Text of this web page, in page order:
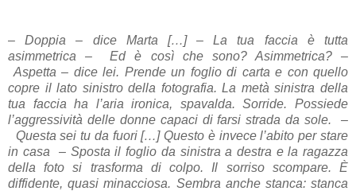
– Doppia– dice Marta […] – La tua faccia è tutta
asimmetrica– Ed è così che sono? Asimmetrica?–
Aspetta – dice lei. Prende un foglio di carta e con quello
copre il lato sinistro della fotografia. La metà sinistra della
tua faccia ha l’aria ironica, spavalda. Sorride. Possiede
l’aggressività delle donne capaci di farsi strada da sole. –
Questa sei tu da fuori […] Questo è invece l’abito per stare
in casa– Sposta il foglio da sinistra a destra e la ragazza
della foto si trasforma di colpo. Il sorriso scompare. È
diffidente, quasi minacciosa. Sembra anche stanca: stanca